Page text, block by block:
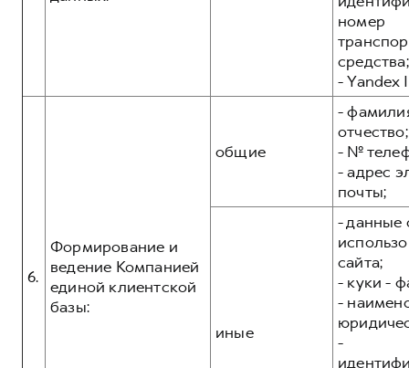
номер
средства;
- Yandex
6.
Формирование и
ведение Компанией
единой клиентской
базы:
общие
-
отчество;
- №
- адрес
почты;
иные
- данные
сайта;
- куки -
-
-